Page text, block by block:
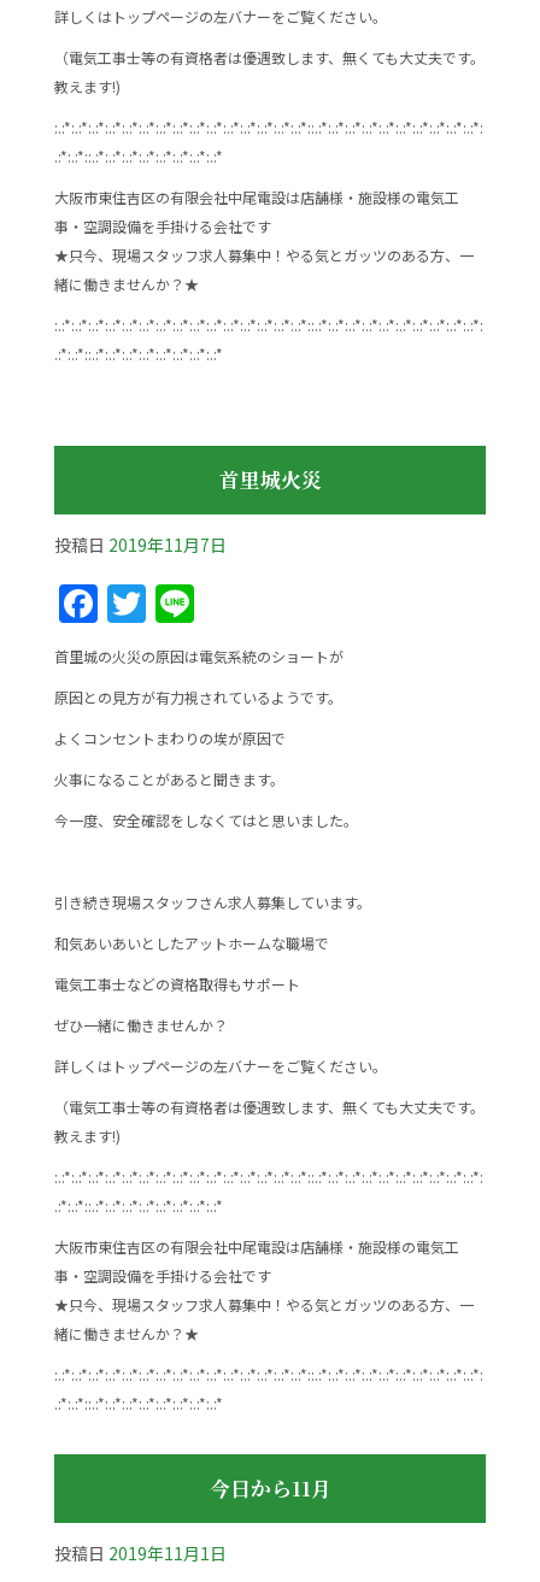
詳しくはトップページの左バナーをご覧ください。
（電気工事士等の有資格者は優遇致します、無くても大丈夫です。
教えます!)
:.:*:.:*:.:*:.:*:.:*:.:*:.:*:.:*:.:*:.:*:.:*:.:*:.:*:.:*:.:*::.:*:.:*:.:*:.:*:.:*:.:*:.:*:.:*:.:*:.:*:
.:*:.:*::.:*:.:*:.:*:.:*:.:*:.:*:.:*:.:*
大阪市東住吉区の有限会社中尾電設は店舗様・施設様の電気工
事・空調設備を手掛ける会社です
★只今、現場スタッフ求人募集中！やる気とガッツのある方、一
緒に働きませんか？★
:.:*:.:*:.:*:.:*:.:*:.:*:.:*:.:*:.:*:.:*:.:*:.:*:.:*:.:*:.:*::.:*:.:*:.:*:.:*:.:*:.:*:.:*:.:*:.:*:.:*:
.:*:.:*::.:*:.:*:.:*:.:*:.:*:.:*:.:*:.:*
首里城火災
投稿日 2019年11月7日
F
a
c
e
b
o
o
T
w
itt
er
Li
n
e
首里城の火災の原因は電気系統のショートが
原因との見方が有力視されているようです。
よくコンセントまわりの埃が原因で
火事になることがあると聞きます。
今一度、安全確認をしなくてはと思いました。
引き続き現場スタッフさん求人募集しています。
和気あいあいとしたアットホームな職場で
電気工事士などの資格取得もサポート
ぜひ一緒に働きませんか？
詳しくはトップページの左バナーをご覧ください。
（電気工事士等の有資格者は優遇致します、無くても大丈夫です。
教えます!)
:.:*:.:*:.:*:.:*:.:*:.:*:.:*:.:*:.:*:.:*:.:*:.:*:.:*:.:*:.:*::.:*:.:*:.:*:.:*:.:*:.:*:.:*:.:*:.:*:.:*:
.:*:.:*::.:*:.:*:.:*:.:*:.:*:.:*:.:*:.:*
大阪市東住吉区の有限会社中尾電設は店舗様・施設様の電気工
事・空調設備を手掛ける会社です
★只今、現場スタッフ求人募集中！やる気とガッツのある方、一
緒に働きませんか？★
:.:*:.:*:.:*:.:*:.:*:.:*:.:*:.:*:.:*:.:*:.:*:.:*:.:*:.:*:.:*::.:*:.:*:.:*:.:*:.:*:.:*:.:*:.:*:.:*:.:*:
.:*:.:*::.:*:.:*:.:*:.:*:.:*:.:*:.:*:.:*
今日から11月
投稿日 2019年11月1日